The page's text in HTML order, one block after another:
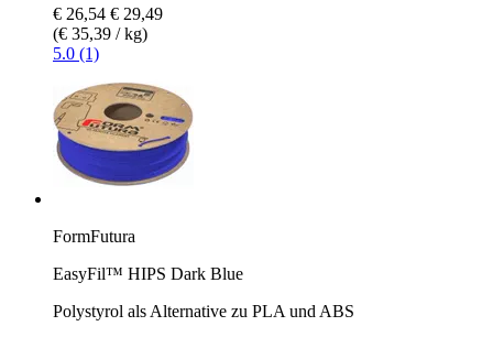
€ 26,54 € 29,49
(€ 35,39 / kg)
5.0 (1)
FormFutura
EasyFil™ HIPS Dark Blue
Polystyrol als Alternative zu PLA und ABS